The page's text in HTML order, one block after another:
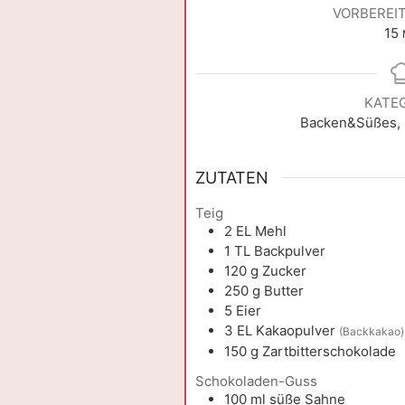
15
ZUTATEN
Teig
2 EL Mehl
1 TL Backpulver
120 g Zucker
250 g Butter
5 Eier
3 EL Kakaopulver (Backkakao)
150 g Zartbitterschokolade
Schokoladen-Guss
100 ml süße Sahne